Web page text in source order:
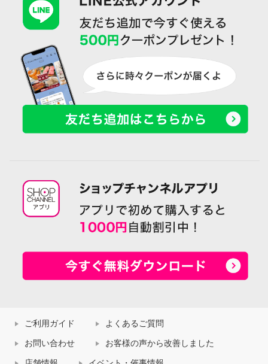
ご利用ガイド よくあるご質問
お問い合わせ お客様の声から改善しました